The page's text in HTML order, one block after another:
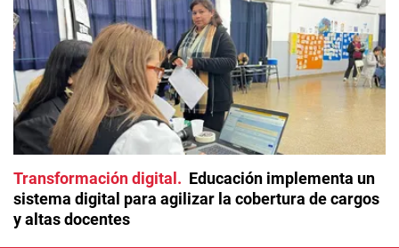
Transformación digital
Educación implementa un
sistema digital para agilizar la cobertura de cargos
y altas docentes